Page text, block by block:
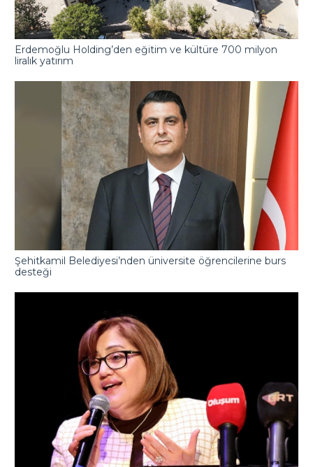
Erdemoğlu Holding’den eğitim ve kültüre 700 milyon
liralık yatırım
Şehitkamil Belediyesi’nden üniversite öğrencilerine burs
desteği